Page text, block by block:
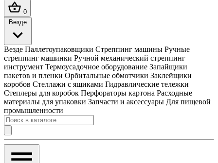
0
Везде
Везде Паллетоупаковщики Стреппинг машины Ручные
стреппинг машинки Ручной механический стреппинг
инструмент Термоусадочное оборудование Запайщики
пакетов и пленки Орбитальные обмотчики Заклейщики
коробов Стеллажи с ящиками Гидравлические тележки
Степлеры для коробок Перфораторы картона Расходные
материалы для упаковки Запчасти и аксессуары Для пищевой
промышленности